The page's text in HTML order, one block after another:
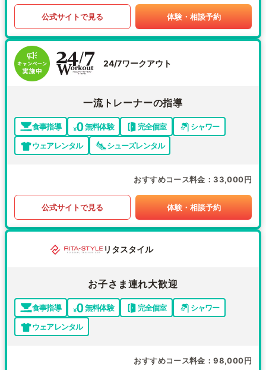
公式サイトで見る 体験・相談予約
24/7ワークアウト
一流トレーナーの指導
食事指導 無料体験 完全個室
シャワー
ウェアレンタル
シューズレンタル
おすすめコース料金 33,000円
公式サイトで見る 体験・相談予約
リタスタイル
お子さま連れ大歓迎
食事指導 無料体験 完全個室
シャワー
ウェアレンタル
おすすめコース料金 98,000円